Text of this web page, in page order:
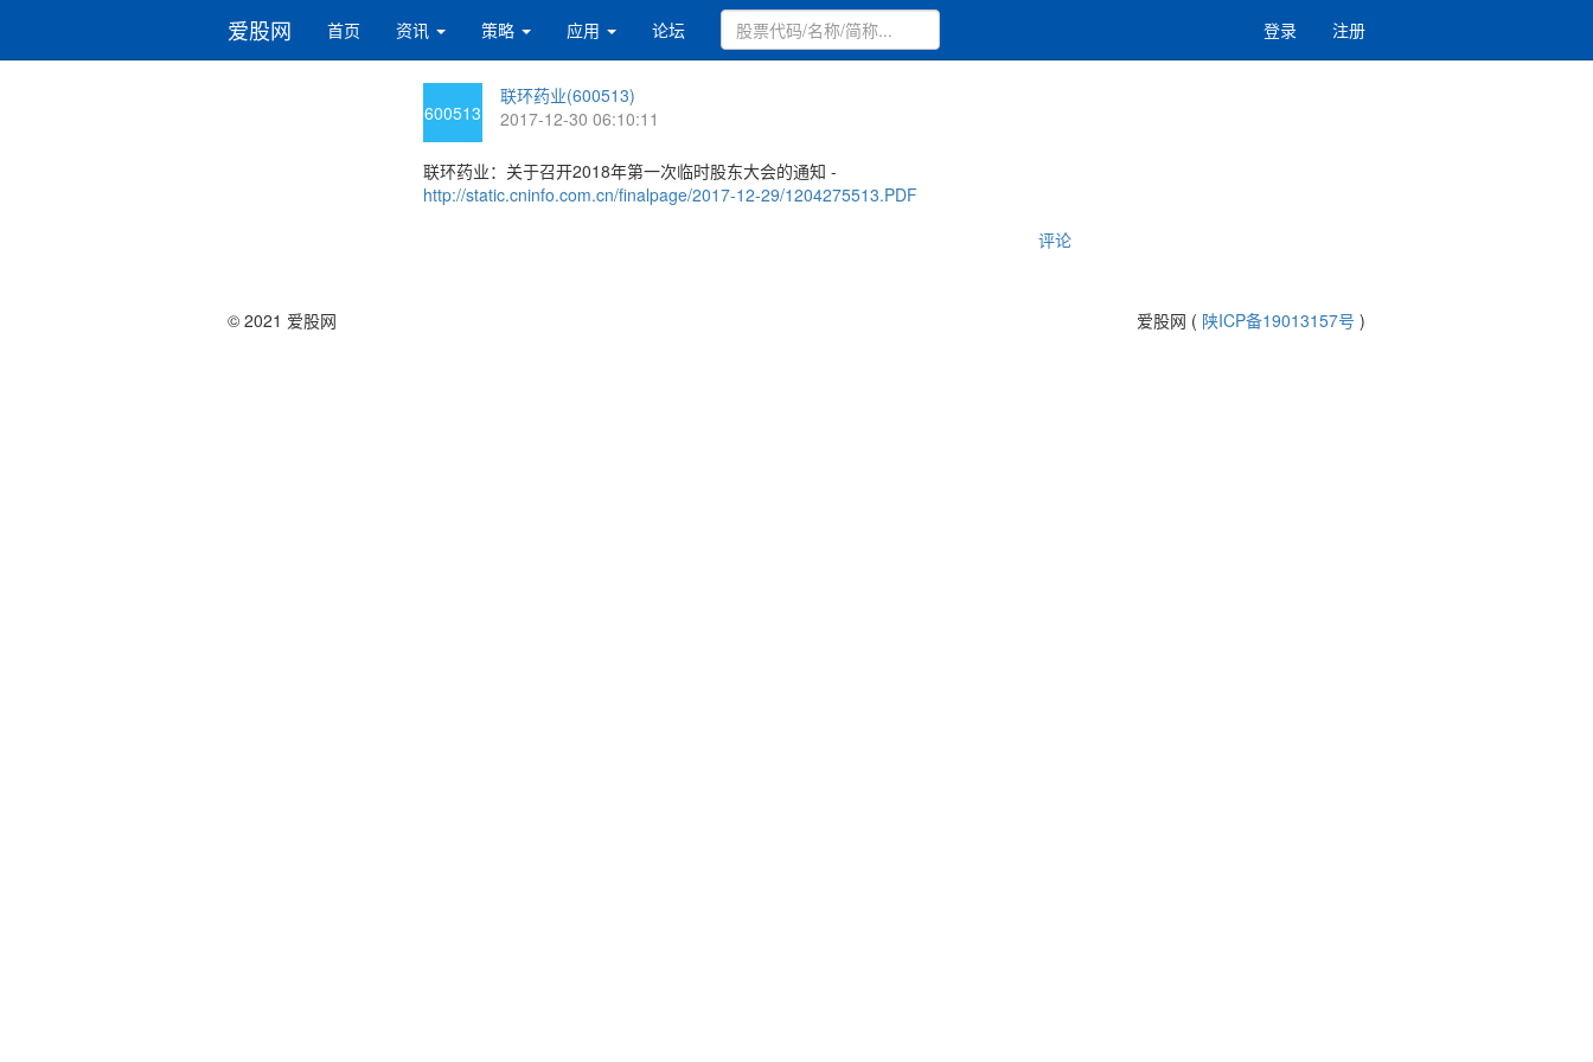
爱股网 首页 资讯 策略 应用 论坛 登录 注册
600513
联环药业(600513)
2017-12-30 06:10:11
联环药业：关于召开2018年第一次临时股东大会的通知 -
http://static.cninfo.com.cn/finalpage/2017-12-29/1204275513.PDF
评论
© 2021 爱股网 爱股网 ( 陕ICP备19013157号 )